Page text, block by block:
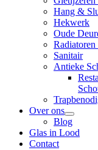
Hang &
Hekwerk
Oude
Sanitair
Antieke
Over ons
Blog
Glas in Lood
Contact